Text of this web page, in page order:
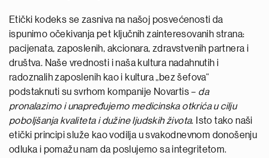
Etički kodeks se zasniva na našoj posvećenosti da
ispunimo očekivanja pet ključnih zainteresovanih strana:
pacijenata, zaposlenih, akcionara, zdravstvenih partnera i
društva. Naše vrednosti i naša kultura nadahnutih i
radoznalih zaposlenih kao i kultura „bez šefova“
podstaknuti su svrhom kompanije Novartis – da
pronalazimo i unapređujemo medicinska otkrića u cilju
poboljšanja kvaliteta i dužine ljudskih života. Isto tako naši
etički principi služe kao vodilja u svakodnevnom donošenju
odluka i pomažu nam da poslujemo sa integritetom.